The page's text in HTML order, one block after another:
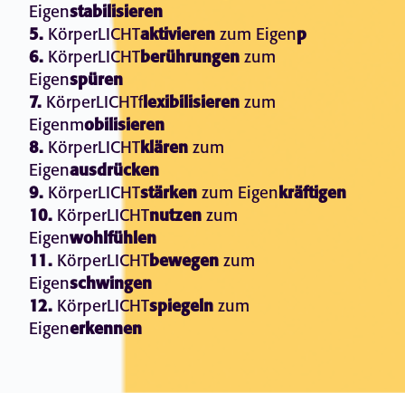
Eigenstabilisieren
5. KörperLICHTaktivierenzum Eigenp
6. KörperLICHT berührungenzum
Eigenspüren
7. KörperLICHTflexibilisierenzum
Eigenmobilisieren
8. KörperLICHTklärenzum
Eigenausdrücken
9. KörperLICHTstärkenzum Eigenkräftigen
10. KörperLICHTnutzenzum
Eigenwohlfühlen
11. KörperLICHT bewegenzum
Eigenschwingen
12. KörperLICHTspiegelnzum
Eigenerkennen